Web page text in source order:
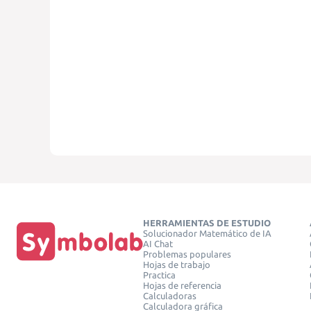
HERRAMIENTAS DE ESTUDIO
Solucionador Matemático de IA
AI Chat
Problemas populares
Hojas de trabajo
Practica
Hojas de referencia
Calculadoras
Calculadora gráfica